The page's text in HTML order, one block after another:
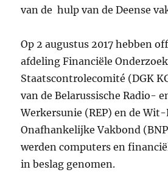
van de hulp van de Deense
Op 2 augustus 2017 hebben
afdeling Financiële
Staatscontrolecomité (DGK
van de Belarussische Radio-
Werkersunie (REP) en de Wit-
Onafhankelijke Vakbond
werden computers en
in beslag genomen.